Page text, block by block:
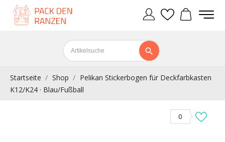
Startseite Shop
Pelikan Stickerbogen für Deckfarbkasten
K12/K24 · Blau/Fußball
0